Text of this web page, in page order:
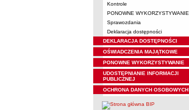
Kontrole
PONOWNE WYKORZYSTYWANIE
Sprawozdania
Deklaracja dostępności
DEKLARACJA DOSTĘPNOŚCI
OŚWIADCZENIA MAJĄTKOWE
PONOWNE WYKORZYSTYWANIE
UDOSTĘPNIANIE INFORMACJI
PUBLICZNEJ
OCHRONA DANYCH OSOBOWYCH